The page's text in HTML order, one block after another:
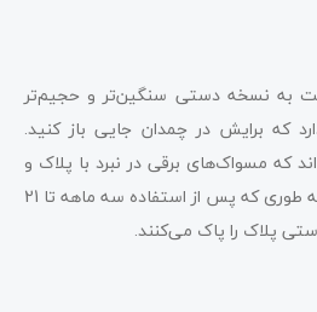
به نسخه دستی سنگین‌تر و حجیم‌تر
که برایش در چمدان جایی باز کنید.
که مسواک‌های برقی در نبرد با پلاک و
بیماری لثه بسیار مؤثرترند، به طوری که پس از استفاده سه ماهه تا 21
پلاک را پاک می‌کنند.